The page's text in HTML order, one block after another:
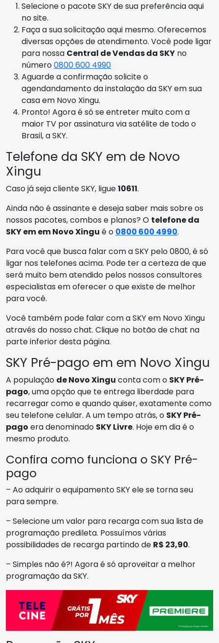
Selecione o pacote SKY de sua preferência aqui
no site.
Faça a sua solicitação aqui mesmo. Oferecemos
diversas opções de atendimento. Você pode ligar
para nossa Central de Vendas da SKY no
número0800 600 4990
Aguarde a confirmação solicite o
agendandamento da instalação da SKY em sua
casa em Novo Xingu.
Pronto! Agora é só se entreter muito com a
maior TV por assinatura via satélite de todo o
Brasil, a SKY.
Telefone da SKY em de Novo
Xingu
Caso já seja cliente SKY, ligue10611.
Ainda não é assinante e deseja saber mais sobre os
nossos pacotes, combos e planos? O telefone da
SKY em em Novo Xingu é o 0800 600 4990.
Para você que busca falar com a SKY pelo 0800, é só
ligar nos telefones acima. Pode ter a certeza de que
será muito bem atendido pelos nossos consultores
especialistas em oferecer o que existe de melhor
para você.
Você também pode falar com a SKY em Novo Xingu
através do nosso chat. Clique no botão de chat na
parte inferior desta página.
SKY Pré-pago em em Novo Xingu
A população de Novo Xingu conta com o SKY Pré-
pago, uma opção que te entrega liberdade para
recarregar como e quando quiser, exatamente como
seu telefone celular. A um tempo atrás, o SKY Pré-
pago era denominado SKY Livre. Hoje em dia é o
mesmo produto.
Confira como funciona o SKY Pré-
pago
– Ao adquirir o equipamento SKY ele se torna seu
para sempre.
– Selecione um valor para recarga com sua lista de
programação predileta. Possuímos várias
possibilidades de recarga partindo de R$ 23,90.
– Simples não é?! Agora é só aproveitar a melhor
programação da SKY.